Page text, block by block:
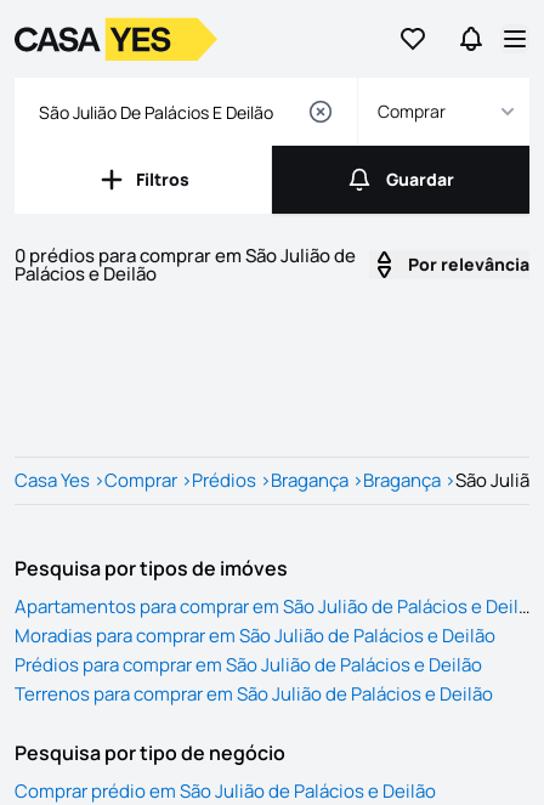
Ir para osIr para
LogoIr para a homepage
Comprar
Filtros
Filtros Guardar
Guardar
0 prédios para comprar em São Julião de
Palácios e Deilão Por relevância
Casa Yes >Comprar >Prédios >Bragança >Bragança >São
Pesquisa por tipos de imóves
Apartamentos para comprar em São Julião de Palácios e Deilão
Moradias para comprar em São Julião de Palácios e Deilão
Prédios para comprar em São Julião de Palácios e Deilão
Terrenos para comprar em São Julião de Palácios e Deilão
Pesquisa por tipo de negócio
Comprar prédio em São Julião de Palácios e Deilão